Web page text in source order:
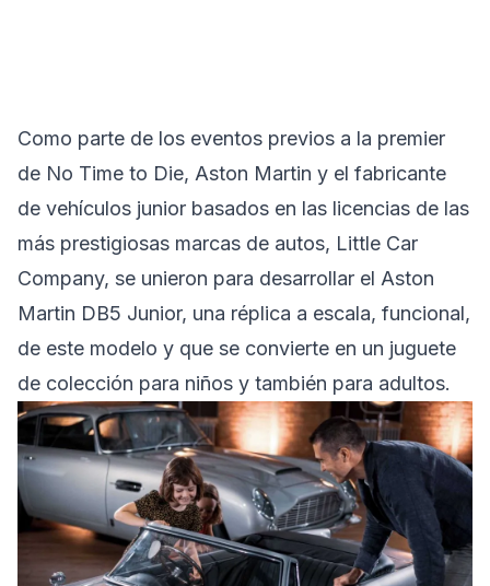
Como parte de los eventos previos a la premier
de No Time to Die, Aston Martin y el fabricante
de vehículos junior basados en las licencias de las
más prestigiosas marcas de autos, Little Car
Company, se unieron para desarrollar el Aston
Martin DB5 Junior, una réplica a escala, funcional,
de este modelo y que se convierte en un juguete
de colección para niños y también para adultos.